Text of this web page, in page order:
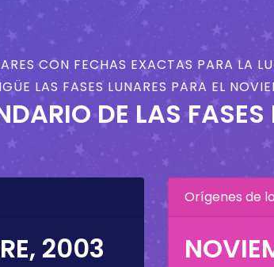
CON FECHAS EXACTAS PARA LA
LAS FASES LUNARES PARA EL
DE LAS FASES
2003
Orígenes de